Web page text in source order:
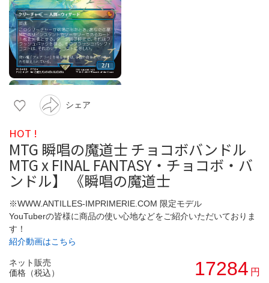
シェア
HOT !
MTG 瞬唱の魔道士 チョコボバンドル
MTG x FINAL FANTASY・チョコボ・バ
ンドル】 《瞬唱の魔道士
※WWW.ANTILLES-IMPRIMERIE.COM 限定モデル
YouTuberの皆様に商品の使い心地などをご紹介いただいておりま
す！
紹介動画はこちら
ネット販売
価格（税込）
17284 円